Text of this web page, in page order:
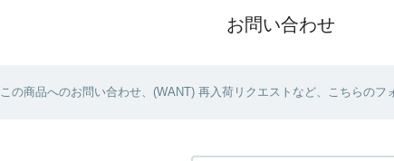
お問い合わせ
この商品へのお問い合わせ、(WANT) 再入荷リクエストなど、こちらのフ